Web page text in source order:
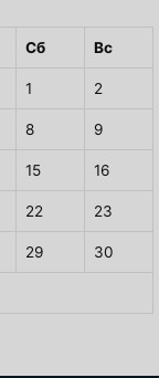
Сб Вс
1 2
8 9
15 16
22 23
29 30